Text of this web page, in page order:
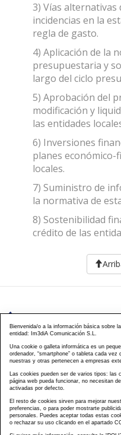
3) Vías alternativas
incidencias en la
regla de gasto.
4) Aplicación de la
presupuestaria y
largo del ciclo
5) Aprobación del
modificación y
las entidades
6) Inversiones
planes económico-
locales.
7) Suministro de
la normativa de
8) Sostenibilidad
crédito de las
976 203 103
Calle Mayor, 40, CP 50001
cursos@famcp.org
Plan de Formación|
Presenciales
Campus|Matriculación|
Privacidad|Política
Bienvenida/o a la información básica sobre
entidad: Im3diA Comunicación S.L.
Una cookie o galleta informática es un
ordenador, “smartphone” o tableta cada
nuestras y otras pertenecen a empresas
Las cookies pueden ser de varios tipos: las
página web pueda funcionar, no necesitan
activadas por defecto.
El resto de cookies sirven para mejorar
preferencias, o para poder mostrarte
personales. Puedes aceptar todas estas
o rechazar su uso clicando en el apartado